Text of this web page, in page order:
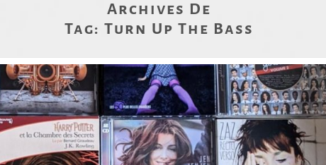
Archives De
Tag: Turn Up The Bass